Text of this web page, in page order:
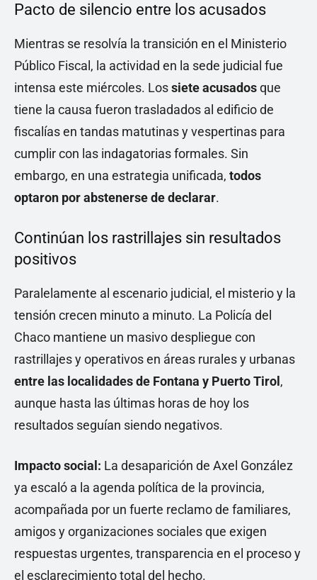
Pacto de silencio entre los acusados
Mientras se resolvía la transición en el Ministerio
Público Fiscal, la actividad en la sede judicial fue
intensa este miércoles. Lossiete acusadosque
tiene la causa fueron trasladados al edificio de
fiscalías en tandas matutinas y vespertinas para
cumplir con las indagatorias formales. Sin
embargo, en una estrategia unificada, todos
optaron por abstenerse de declarar.
Continúan los rastrillajes sin resultados
positivos
Paralelamente al escenario judicial, el misterio y la
tensión crecen minuto a minuto. La Policía del
Chaco mantiene un masivo despliegue con
rastrillajes y operativos en áreas rurales y urbanas
entre las localidades de Fontana y Puerto Tirol ,
aunque hasta las últimas horas de hoy los
resultados seguían siendo negativos.
Impacto social: La desaparición de Axel González
ya escaló a la agenda política de la provincia,
acompañada por un fuerte reclamo de familiares,
amigos y organizaciones sociales que exigen
respuestas urgentes, transparencia en el proceso y
el esclarecimiento total del hecho.